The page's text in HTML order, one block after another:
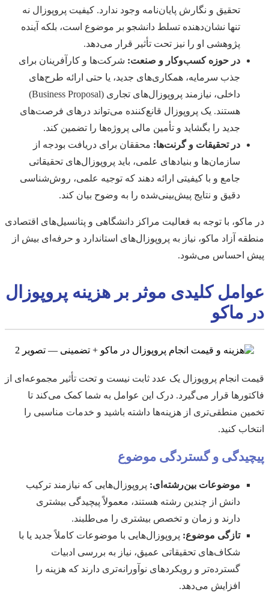
تحقیق و نگارش پایان‌نامه وجود ندارد. کیفیت پروپوزال نه
تنها نشان‌دهنده تسلط دانشجو بر موضوع است، بلکه آینده
پژوهشی او را نیز تحت تأثیر قرار می‌دهد.
در حوزه کسب‌وکار و صنعت: شرکت‌ها و کارآفرینان برای
جذب سرمایه، همکاری‌های جدید، یا حتی ارائه طرح‌های
داخلی، نیازمند پروپوزال‌های تجاری (Business Proposal)
هستند. یک پروپوزال قانع‌کننده می‌تواند درهای فرصت‌های
جدید را بگشاید و تأمین مالی پروژه‌ها را تضمین کند.
در تحقیقات و گرنت‌ها: محققان برای دریافت بودجه از
سازمان‌ها و بنیادهای علمی، باید پروپوزال‌های تحقیقاتی
جامع و با کیفیتی ارائه دهند که توجیه علمی، روش‌شناسی
دقیق و نتایج پیش‌بینی‌شده را به وضوح بیان کند.
در ماکو، با توجه به فعالیت مراکز دانشگاهی و پتانسیل‌های اقتصادی
منطقه آزاد ماکو، نیاز به پروپوزال‌های استاندارد و حرفه‌ای بیش از
پیش احساس می‌شود.
عوامل کلیدی موثر بر هزینه پروپوزال
در ماکو
قیمت انجام پروپوزال یک عدد ثابت نیست و تحت تأثیر مجموعه‌ای از
فاکتورها قرار می‌گیرد. درک این عوامل به شما کمک می‌کند تا
تخمین منطقی‌تری از هزینه‌ها داشته باشید و خدمات مناسبی را
انتخاب کنید.
پیچیدگی و گستردگی موضوع
موضوعات بین‌رشته‌ای: پروپوزال‌هایی که نیازمند ترکیب
دانش از چندین رشته هستند، معمولاً پیچیدگی بیشتری
دارند و زمان و تخصص بیشتری را می‌طلبند.
تازگی موضوع: پروپوزال‌هایی با موضوعات کاملاً جدید یا با
شکاف‌های تحقیقاتی عمیق، نیاز به بررسی ادبیات
گسترده‌تر و رویکردهای نوآورانه‌تری دارند که هزینه را
افزایش می‌دهد.